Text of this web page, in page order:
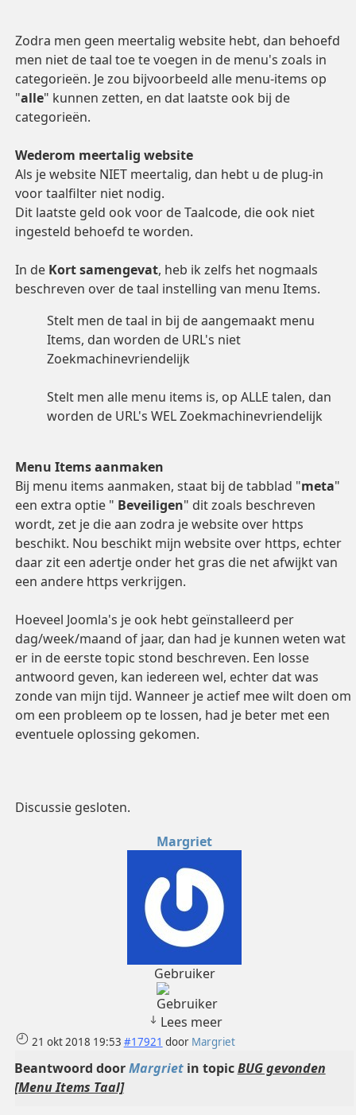
Zodra men geen meertalig website hebt, dan behoefd
men niet de taal toe te voegen in de menu's zoals in
categorieën. Je zou bijvoorbeeld alle menu-items op
"alle" kunnen zetten, en dat laatste ook bij de
categorieën.
Wederom meertalig website
Als je website NIET meertalig, dan hebt u de plug-in
voor taalfilter niet nodig.
Dit laatste geld ook voor de Taalcode, die ook niet
ingesteld behoefd te worden.
In de Kort samengevat, heb ik zelfs het nogmaals
beschreven over de taal instelling van menu Items.
Stelt men de taal in bij de aangemaakt menu
Items, dan worden de URL's niet
Zoekmachinevriendelijk
Stelt men alle menu items is, op ALLE talen, dan
worden de URL's WEL Zoekmachinevriendelijk
Menu Items aanmaken
Bij menu items aanmaken, staat bij de tabblad "meta"
een extra optie " Beveiligen" dit zoals beschreven
wordt, zet je die aan zodra je website over https
beschikt. Nou beschikt mijn website over https, echter
daar zit een adertje onder het gras die net afwijkt van
een andere https verkrijgen.
Hoeveel Joomla's je ook hebt geïnstalleerd per
dag/week/maand of jaar, dan had je kunnen weten wat
er in de eerste topic stond beschreven. Een losse
antwoord geven, kan iedereen wel, echter dat was
zonde van mijn tijd. Wanneer je actief mee wilt doen om
om een probleem op te lossen, had je beter met een
eventuele oplossing gekomen.
Discussie gesloten.
Margriet
Gebruiker
Lees meer
21 okt 2018 19:53 #17921 door Margriet
Beantwoord doorMargrietin topicBUG gevonden
[Menu Items Taal]